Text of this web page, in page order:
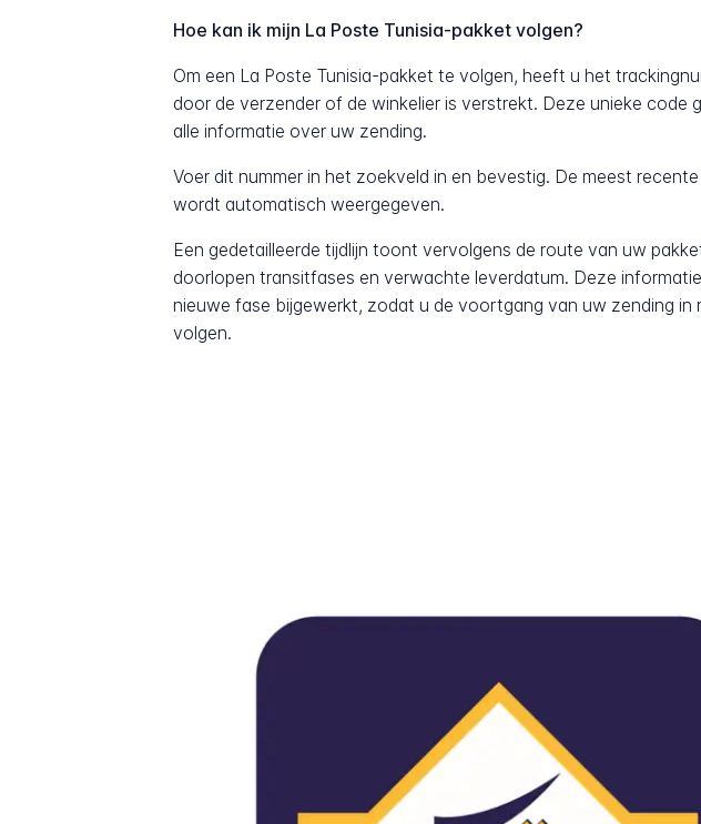
Hoe kan ik mijn La Poste Tunisia-pakket volgen?
Om een La Poste Tunisia-pakket te volgen, heeft u het
door de verzender of de winkelier is verstrekt. Deze unieke code
alle informatie over uw zending.
Voer dit nummer in het zoekveld in en bevestig. De meest
wordt automatisch weergegeven.
Een gedetailleerde tijdlijn toont vervolgens de route van uw
doorlopen transitfases en verwachte leverdatum. Deze
nieuwe fase bijgewerkt, zodat u de voortgang van uw zending in
volgen.